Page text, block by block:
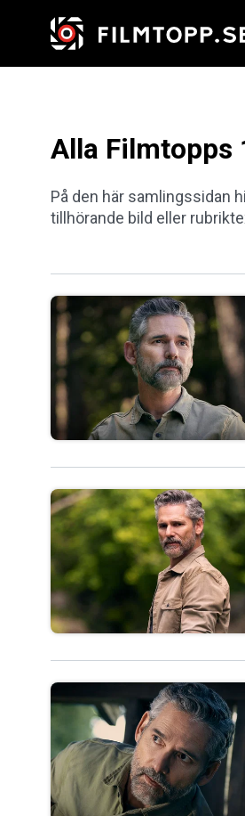
Alla Filmtopps
På den här samlingssidan
tillhörande bild eller